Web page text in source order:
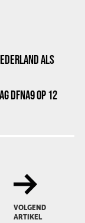
ALS
DFNA9 OP 12
VOLGEND
ARTIKEL